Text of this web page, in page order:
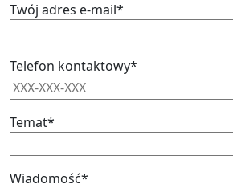
Twój adres e-mail*
Telefon kontaktowy*
Temat*
Wiadomość*